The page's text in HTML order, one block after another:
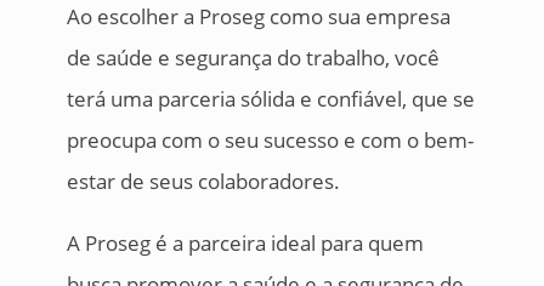
Ao escolher a Proseg como sua empresa
de saúde e segurança do trabalho, você
terá uma parceria sólida e confiável, que se
preocupa com o seu sucesso e com o bem-
estar de seus colaboradores.
A Proseg é a parceira ideal para quem